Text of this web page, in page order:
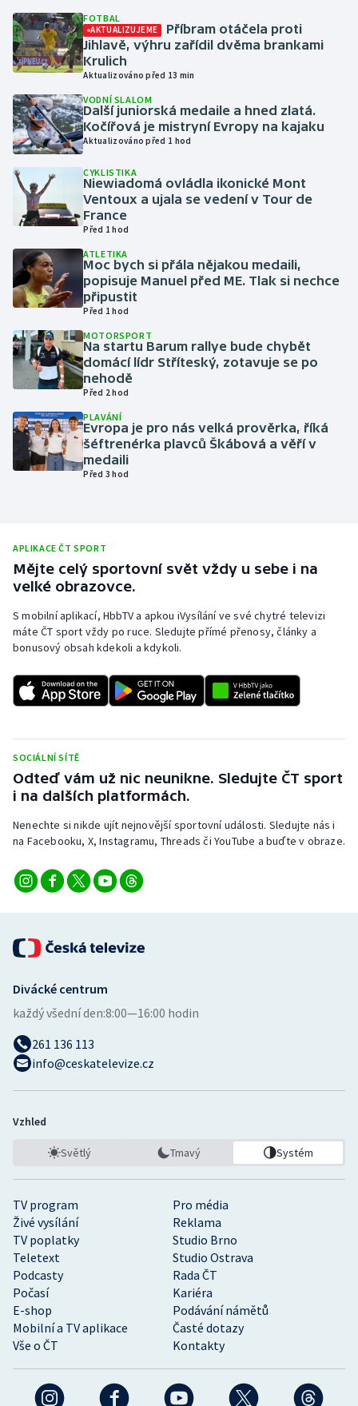
Gymnastika
Házená
Judo
Krasobruslení
Lezení
Moderní pětiboj
Motorsport
Olympijské hry
Parasport
Plavání
Plážový volejbal
Rychlobruslení
Rychlostní kanoistika
Short track
Stolní tenis
Triatlon
Veslování
Ostatní
FOTBAL
AKTUALIZUJEME
Příbram otáčela proti
Jihlavě, výhru zařídil dvěma brankami
Krulich
Aktualizováno před 13 min
VODNÍ SLALOM
Další juniorská medaile a hned zlatá.
Kočířová je mistryní Evropy na kajaku
Aktualizováno před 1 hod
CYKLISTIKA
Niewiadomá ovládla ikonické Mont
Ventoux a ujala se vedení v Tour de
France
Před 1 hod
ATLETIKA
Moc bych si přála nějakou medaili,
popisuje Manuel před ME. Tlak si nechce
připustit
Před 1 hod
MOTORSPORT
Na startu Barum rallye bude chybět
domácí lídr Stříteský, zotavuje se po
nehodě
Před 2 hod
PLAVÁNÍ
Evropa je pro nás velká prověrka, říká
šéftrenérka plavců Škábová a věří v
medaili
Před 3 hod
APLIKACE ČT SPORT
Mějte celý sportovní svět vždy u sebe i na
velké obrazovce.
S mobilní aplikací, HbbTV a apkou iVysílání ve své chytré televizi
máte ČT sport vždy po ruce. Sledujte přímé přenosy, články a
bonusový obsah kdekoli a kdykoli.
SOCIÁLNÍ SÍTĚ
Odteď vám už nic neunikne. Sledujte ČT sport
i na dalších platformách.
Nenechte si nikde ujít nejnovější sportovní události. Sledujte nás i
na Facebooku, X, Instagramu, Threads či YouTube a buďte v obraze.
TV program
Pro média
Živé vysílání
Reklama
TV poplatky
Studio Brno
Teletext
Studio Ostrava
Podcasty
Rada ČT
Počasí
Kariéra
E-shop
Podávání námětů
Mobilní a TV aplikace
Časté dotazy
Vše o ČT
Kontakty
Divácké centrum
každý všední den:8:00—16:00 hodin
261 136 113
info@ceskatelevize.cz
Vzhled
Světlý Tmavý Systém